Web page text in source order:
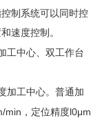
制系统可以同时控
速度控制。
工中心、双工作台
加工中心。普通加
min ，定位精度l0μm